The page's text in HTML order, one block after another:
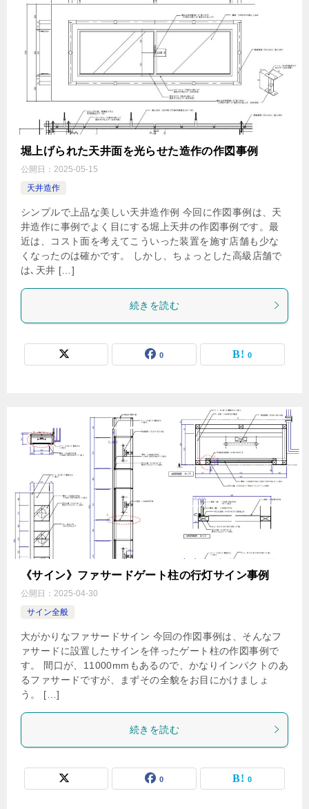
堀上げられた天井面を光らせた造作の作図事例
公開日： 2025-05-15
天井造作
シンプルで上品な美しい天井造作例 今回に作図事例は、天
井造作に事例でよく目にする堀上天井の作図事例です。最
近は、コスト面を考えてこういった装置を施す店舗も少な
くなったのは確かです。 しかし、ちょっとした高級店舗で
は､天井 […]
続きを読む
0 0
《サイン》ファサードゲート柱の行灯サイン事例
公開日： 2025-04-30
サイン全般
大がかりなファサードサイン 今回の作図事例は、そんなフ
ァサードに設置したサインを伴ったゲート柱の作図事例で
す。 間口が、11000mmもあるので、かなりインパクトのあ
るファサードですが、まずその全貌をお目にかけましょ
う。 […]
続きを読む
0 0